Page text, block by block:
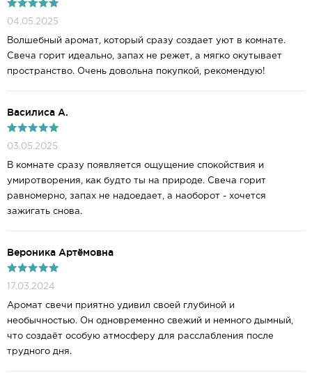
04.05.2025
Волшебный аромат, который сразу создает уют в комнате.
Свеча горит идеально, запах не режет, а мягко окутывает
пространство. Очень довольна покупкой, рекомендую!
Василиса А.
03.05.2025
В комнате сразу появляется ощущение спокойствия и
умиротворения, как будто ты на природе. Свеча горит
равномерно, запах не надоедает, а наоборот - хочется
зажигать снова.
Вероника Артёмовна
17.03.2024
Аромат свечи приятно удивил своей глубиной и
необычностью. Он одновременно свежий и немного дымный,
что создаёт особую атмосферу для расслабления после
трудного дня.